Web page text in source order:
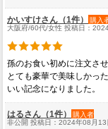
かいすけさん（1件）
購入
大阪府/60代/女性 投稿日：
孫のお食い初めに注文さ
とても豪華で美味しかった
いい記念になりました。
はるさん（1件）
購入者
非公開 投稿日：2024年08月13